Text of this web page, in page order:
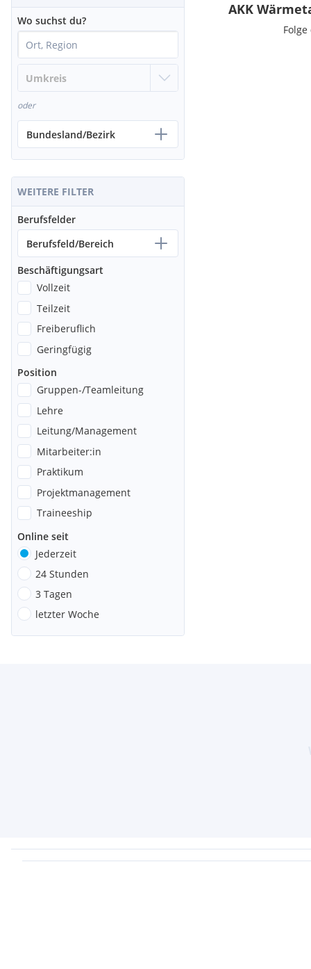
Wo suchst du?
oder
Bundesland/Bezirk
WEITERE FILTER
Berufsfelder
Berufsfeld/Bereich
Beschäftigungsart
Vollzeit
Teilzeit
Freiberuflich
Geringfügig
Position
Gruppen-/Teamleitung
Lehre
Leitung/Management
Mitarbeiter:in
Praktikum
Projektmanagement
Traineeship
Online seit
Jederzeit
24 Stunden
3 Tagen
letzter Woche
AKK